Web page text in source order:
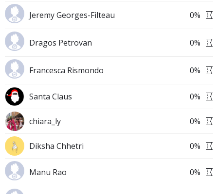
Jeremy Georges-Filteau 0%
Dragos Petrovan 0%
Francesca Rismondo 0%
Santa Claus 0%
chiara_ly 0%
Diksha Chhetri 0%
Manu Rao 0%